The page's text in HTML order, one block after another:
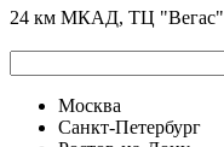
24 км МКАД, ТЦ "Вегас"
Москва
Санкт-Петербург